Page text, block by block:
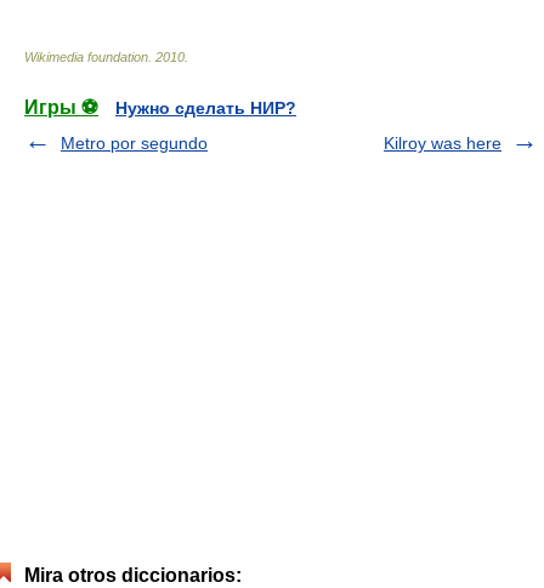
Wikimedia foundation 2010
Игры ⚽
Нужно сделать НИР?
Metro por segundo
Kilroy was here
Mira otros diccionarios: